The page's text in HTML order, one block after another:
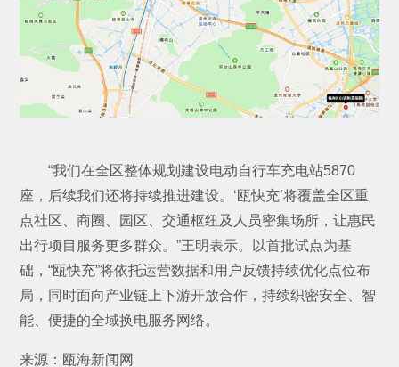
“我们在全区整体规划建设电动自行车充电站5870
座，后续我们还将持续推进建设。‘瓯快充’将覆盖全区重
点社区、商圈、园区、交通枢纽及人员密集场所，让惠民
出行项目服务更多群众。”王明表示。以首批试点为基
础，“瓯快充”将依托运营数据和用户反馈持续优化点位布
局，同时面向产业链上下游开放合作，持续织密安全、智
能、便捷的全域换电服务网络。
来源：瓯海新闻网